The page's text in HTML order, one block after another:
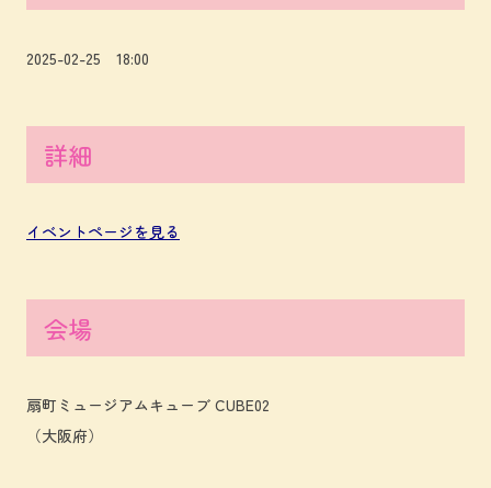
2025-02-25 18:00
詳細
イベントページを見る
会場
扇町ミュージアムキューブ CUBE02
（大阪府）